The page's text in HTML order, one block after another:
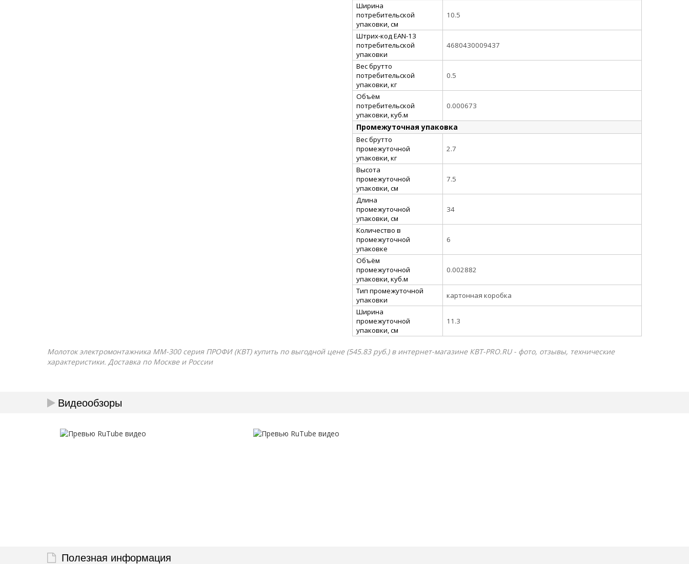
Ширина
потребительской
упаковки, см
10.5
Штрих-код EAN-13
потребительской
упаковки
4680430009437
Вес брутто
потребительской
упаковки, кг
0.5
Объём
потребительской
упаковки, куб.м
0.000673
Промежуточная упаковка
Вес брутто
промежуточной
упаковки, кг
2.7
Высота
промежуточной
упаковки, см
7.5
Длина
промежуточной
упаковки, см
34
Количество в
промежуточной
упаковке
6
Объём
промежуточной
упаковки, куб.м
0.002882
Тип промежуточной
упаковки
картонная коробка
Ширина
промежуточной
упаковки, см
11.3
Молоток электромонтажника ММ-300 серия ПРОФИ (КВТ) купить по выгодной цене (545.83 руб.) в интернет-магазине КВТ-PRO.RU - фото, отзывы, технические
характеристики. Доставка по Москве и России
Видеообзоры
Полезная информация